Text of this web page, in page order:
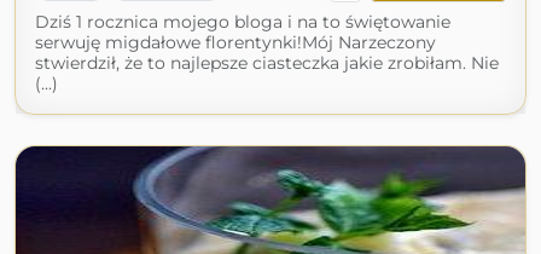
Dziś 1 rocznica mojego bloga i na to świętowanie
serwuję migdałowe florentynki!Mój Narzeczony
stwierdził, że to najlepsze ciasteczka jakie zrobiłam. Nie
(...)